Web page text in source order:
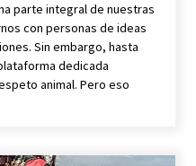
Colombia
parte integral de nuestras
con personas de ideas
Sin embargo, hasta
dedicada
animal. Pero eso